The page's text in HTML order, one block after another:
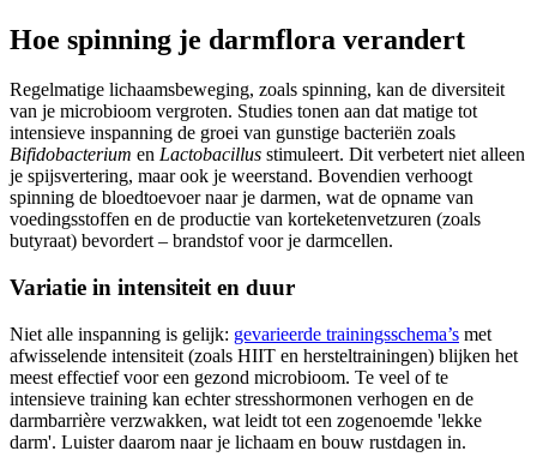
Hoe spinning je darmflora verandert
Regelmatige lichaamsbeweging, zoals spinning, kan de diversiteit
van je microbioom vergroten. Studies tonen aan dat matige tot
intensieve inspanning de groei van gunstige bacteriën zoals
Bifidobacterium en Lactobacillus stimuleert. Dit verbetert niet alleen
je spijsvertering, maar ook je weerstand. Bovendien verhoogt
spinning de bloedtoevoer naar je darmen, wat de opname van
voedingsstoffen en de productie van korteketenvetzuren (zoals
butyraat) bevordert – brandstof voor je darmcellen.
Variatie in intensiteit en duur
Niet alle inspanning is gelijk: gevarieerde trainingsschema’s met
afwisselende intensiteit (zoals HIIT en hersteltrainingen) blijken het
meest effectief voor een gezond microbioom. Te veel of te
intensieve training kan echter stresshormonen verhogen en de
darmbarrière verzwakken, wat leidt tot een zogenoemde 'lekke
darm'. Luister daarom naar je lichaam en bouw rustdagen in.